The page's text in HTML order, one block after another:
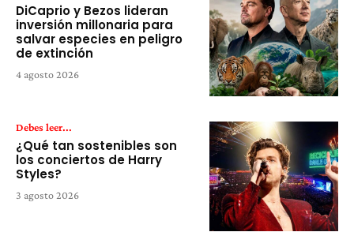
DiCaprio y Bezos lideran
inversión millonaria para
salvar especies en peligro
de extinción
4 agosto 2026
Debes leer...
¿Qué tan sostenibles son
los conciertos de Harry
Styles?
3 agosto 2026